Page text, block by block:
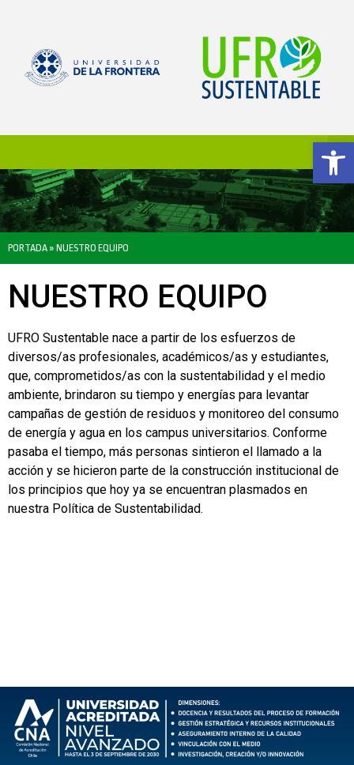
PORTADA » NUESTRO EQUIPO
NUESTRO EQUIPO
UFRO Sustentable nace a partir de los esfuerzos de
diversos/as profesionales, académicos/as y estudiantes,
que, comprometidos/as con la sustentabilidad y el medio
ambiente, brindaron su tiempo y energías para levantar
campañas de gestión de residuos y monitoreo del consumo
de energía y agua en los campus universitarios. Conforme
pasaba el tiempo, más personas sintieron el llamado a la
acción y se hicieron parte de la construcción institucional de
los principios que hoy ya se encuentran plasmados en
nuestra Política de Sustentabilidad.